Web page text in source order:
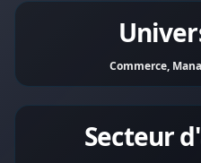
Commerce,
Secteur